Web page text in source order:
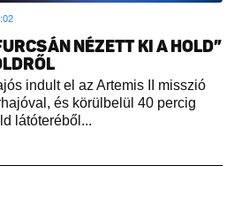
NÉZETT KI A HOLD”
indult el az Artemis II misszió
és körülbelül 40 percig
látóteréből...